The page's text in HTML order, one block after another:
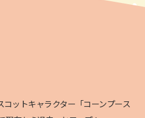
ットキャラクター「コーンプース